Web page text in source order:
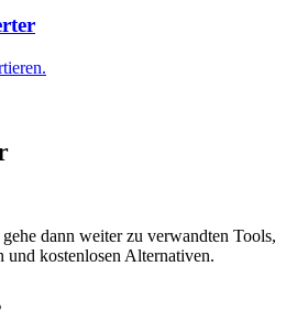
dann weiter zu verwandten Tools,
und kostenlosen Alternativen.